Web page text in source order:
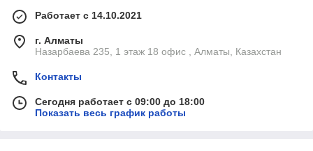
Работает с 14.10.2021
г. Алматы
Назарбаева 235, 1 этаж 18 офис , Алматы, Казахстан
Контакты
Сегодня работает с 09:00 до 18:00
Показать весь график работы